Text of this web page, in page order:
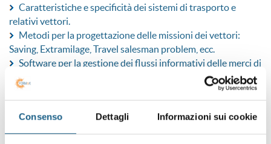
Consenso Dettagli Informazioni sui cookie
Caratteristiche e specificità dei sistemi di trasporto e
relativi vettori.
Metodi per la progettazione delle missioni dei vettori:
Saving, Extramilage, Travel salesman problem, ecc.
Software per la gestione dei flussi informativi delle merci di
magazzino.
Procedure amministrativo-contabili di tenuta dei flussi di
Il sistema di autocontrollo HACCP: scopi e campo di
applicazione.